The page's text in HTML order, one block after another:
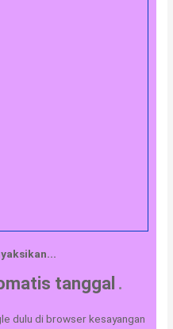
tanggal .
dulu di browser kesayangan